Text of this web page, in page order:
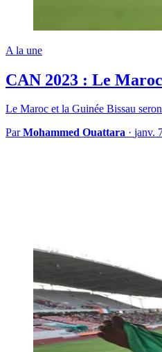
A la une
CAN 2023 : Le
Le Maroc et la Guinée Bissau
ParMohammed Ouattara · janv.